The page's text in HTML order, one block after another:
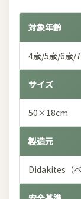
対象年齢
4歳/5歳/6歳/
サイズ
50×18cm
製造元
Didakites（